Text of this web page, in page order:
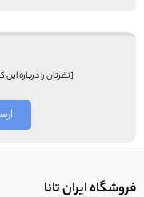
[نظرتان را درباره
فروشگاه ایران تانا